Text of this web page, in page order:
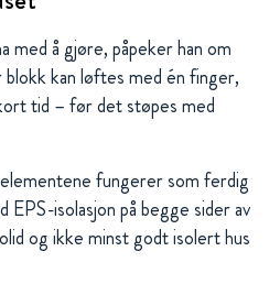
å gjøre, påpeker han om
kan løftes med én finger,
tid – før det støpes med
fungerer som ferdig
isolasjon på begge sider av
og ikke minst godt isolert hus